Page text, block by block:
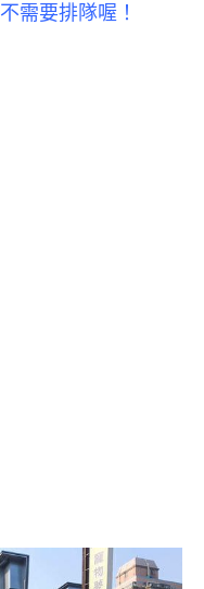
需要排隊喔！